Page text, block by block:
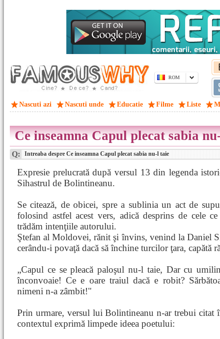
ROM
Nascuti azi Nascuti unde Educatie Filme Liste
Ce inseamna Capul plecat sabia
Q: Intreaba despre Ce inseamna Capul plecat sabia nu-l taie
Expresie prelucrată după versul 13 din legenda
Sihastrul de Bolintineanu.
Se citează, de obicei, spre a sublinia un act de
folosind astfel acest vers, adică desprins de cele ce
trădăm intenţiile autorului.
Ştefan al Moldovei, rănit şi învins, venind la Daniel
cerându-i povaţă dacă să închine turcilor ţara, capătă
„Capul ce se pleacă paloşul nu-l taie, Dar cu
înconvoaie! Ce e oare traiul dacă e robit?
nimeni n-a zâmbit!"
Prin urmare, versul lui Bolintineanu n-ar trebui citat
contextul exprimă limpede ideea poetului: